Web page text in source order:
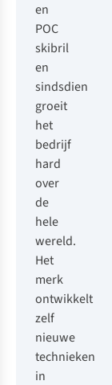
en
POC
skibril
en
sindsdien
groeit
het
bedrijf
hard
over
de
hele
wereld.
Het
merk
ontwikkelt
zelf
nieuwe
technieken
in